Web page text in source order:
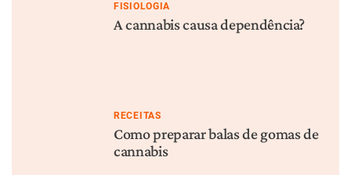
FISIOLOGIA
A cannabis causa dependência?
RECEITAS
Como preparar balas de gomas de
cannabis